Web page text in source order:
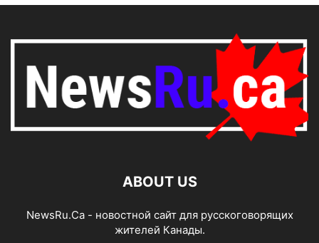
ABOUT US
NewsRu.Ca - новостной сайт для русскоговорящих
жителей Канады.